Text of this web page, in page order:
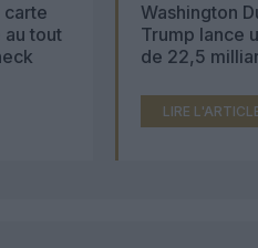
carte
au tout
Washington
Trump lance
de 22,5
LIRE